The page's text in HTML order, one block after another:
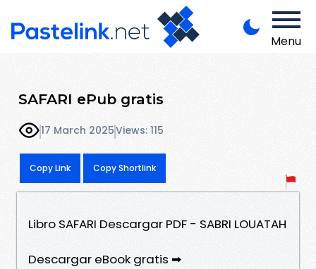
Menu
SAFARI ePub gratis
17 March 2025Views: 115
Copy Link Copy Shortlink
Libro SAFARI Descargar PDF - SABRI LOUATAH
Descargar eBook gratis ➡